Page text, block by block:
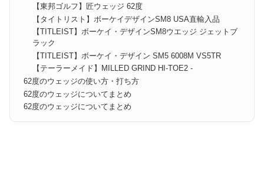
【東邦ゴルフ】匠ウェッジ 62度
【タイトリスト】ボーケイデザインSM8 USA直輸入品
【TITLEIST】ボーケイ・デザインSM8ウエッジ ジェットブ
ラック
【TITLEIST】ボーケイ・デザイン SM5 6008M VS5TR
【テーラーメイド】MILLED GRIND HI-TOE2 -
62度のウェッジの使い方・打ち方
62度のウェッジについてまとめ
62度のウェッジについてまとめ